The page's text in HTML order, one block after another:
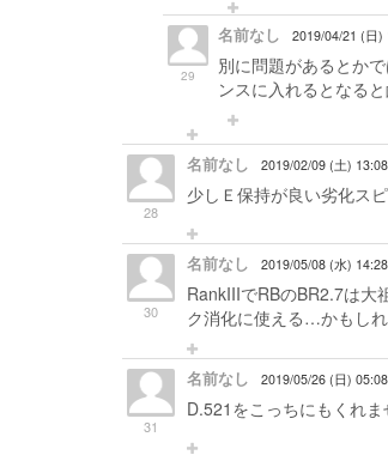
29
名前なし 2019/04/21 (日
別に問題があるとか
ンスに入れるとなる
28
名前なし 2019/02/09 (土)
少しＥ保持が良い劣化ス
30
名前なし 2019/05/08 (水)
RankIIIでRBのBR2.7は大
ク消化に使える…かもしれ
31
名前なし 2019/05/26 (日)
D.521をこっちにもくれま